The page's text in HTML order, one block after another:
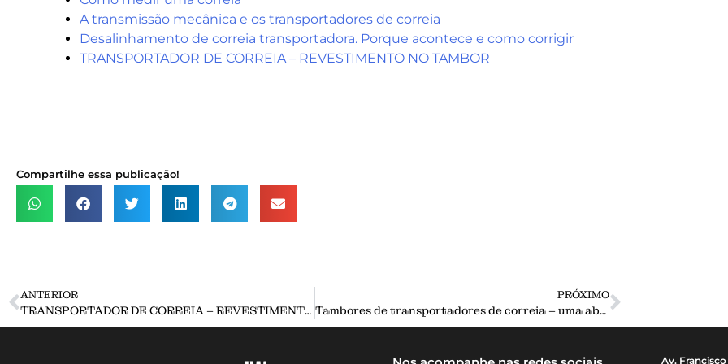
A transmissão mecânica e os transportadores de correia
Desalinhamento de correia transportadora. Porque acontece e como corrigir
TRANSPORTADOR DE CORREIA – REVESTIMENTO NO TAMBOR
Compartilhe essa publicação!
ANTERIOR
TRANSPORTADOR DE CORREIA – REVESTIMENTO NO TAMBOR
PRÓXIMO
Tambores de transportadores de correia – uma abordagem para o recondicionamento
Av.